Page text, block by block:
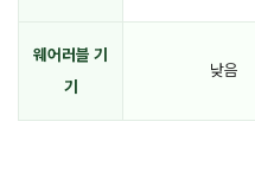
웨어러블 기
기
낮음